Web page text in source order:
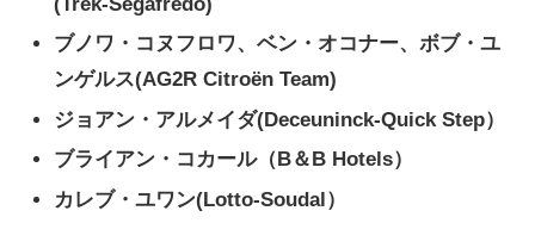
ブノワ・コヌフロワ、ベン・オコナー、ボブ・ユ
ンゲルス(AG2R Citroën Team)
ジョアン・アルメイダ(Deceuninck-Quick Step）
ブライアン・コカール（B＆B Hotels）
カレブ・ユワン(Lotto-Soudal）